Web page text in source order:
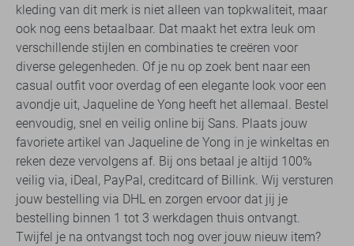
kleding van dit merk is niet alleen van topkwaliteit, maar
ook nog eens betaalbaar. Dat maakt het extra leuk om
verschillende stijlen en combinaties te creëren voor
diverse gelegenheden. Of je nu op zoek bent naar een
casual outfit voor overdag of een elegante look voor een
avondje uit, Jaqueline de Yong heeft het allemaal. Bestel
eenvoudig, snel en veilig online bij Sans. Plaats jouw
favoriete artikel van Jaqueline de Yong in je winkeltas en
reken deze vervolgens af. Bij ons betaal je altijd 100%
veilig via, iDeal, PayPal, creditcard of Billink. Wij versturen
jouw bestelling via DHL en zorgen ervoor dat jij je
bestelling binnen 1 tot 3 werkdagen thuis ontvangt.
Twijfel je na ontvangst toch nog over jouw nieuw item?